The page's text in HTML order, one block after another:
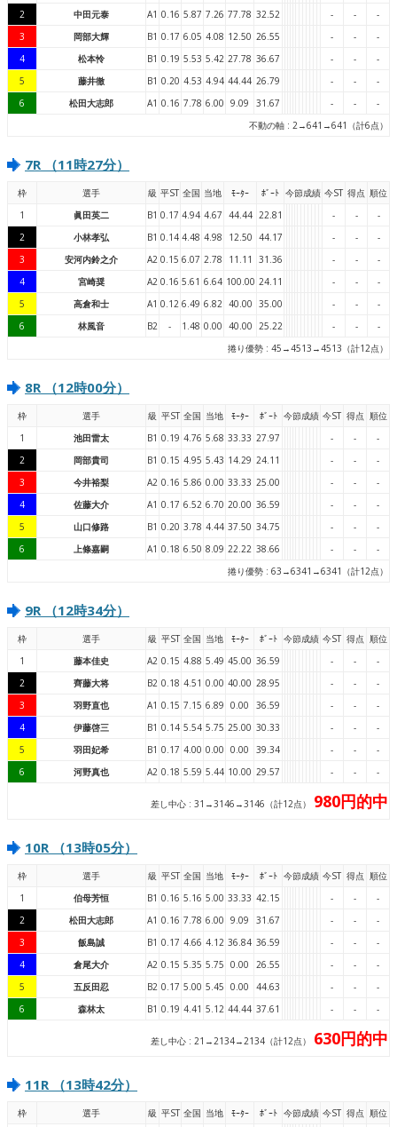
2 中田元泰 A1 0.16 5.87 7.26 77.78 32.52 - -
-
3
岡部大輝 B1 0.17 6.05 4.08 12.50 26.55 - -
-
4
松本怜 B1 0.19 5.53 5.42 27.78 36.67 - -
-
5
藤井徹 B1 0.20 4.53 4.94 44.44 26.79 - -
-
6
松田大志郎 A1 0.16 7.78 6.00 9.09 31.67 - -
-
不動の軸 : 2→641→641（計6点）
7R （11時27分）
枠 選手 級 平ST 全国 当地 ﾓｰﾀｰ ﾎﾞｰﾄ 今節成績 今ST 得点 順位
1
眞田英二 B1 0.17 4.94 4.67 44.44 22.81 - -
-
2
小林孝弘 B1 0.14 4.48 4.98 12.50 44.17 - -
-
3
安河内鈴之介 A2 0.15 6.07 2.78 11.11 31.36 - -
-
4
宮崎奨 A2 0.16 5.61 6.64 100.00 24.11 - -
-
5
高倉和士 A1 0.12 6.49 6.82 40.00 35.00 - -
-
6
林風音 B2 - 1.48 0.00 40.00 25.22 - -
-
捲り優勢 : 45→4513→4513（計12点）
8R （12時00分）
枠 選手 級 平ST 全国 当地 ﾓｰﾀｰ ﾎﾞｰﾄ 今節成績 今ST 得点 順位
1
池田雷太 B1 0.19 4.76 5.68 33.33 27.97 - -
-
2
岡部貴司 B1 0.15 4.95 5.43 14.29 24.11 - -
-
3
今井裕梨 A2 0.16 5.86 0.00 33.33 25.00 - -
-
4
佐藤大介 A1 0.17 6.52 6.70 20.00 36.59 - -
-
5
山口修路 B1 0.20 3.78 4.44 37.50 34.75 - -
-
6
上條嘉嗣 A1 0.18 6.50 8.09 22.22 38.66 - -
-
捲り優勢 : 63→6341→6341（計12点）
9R （12時34分）
枠 選手 級 平ST 全国 当地 ﾓｰﾀｰ ﾎﾞｰﾄ 今節成績 今ST 得点 順位
1
藤本佳史 A2 0.15 4.88 5.49 45.00 36.59 - -
-
2
齊藤大将 B2 0.18 4.51 0.00 40.00 28.95 - -
-
3
羽野直也 A1 0.15 7.15 6.89 0.00 36.59 - -
-
4
伊藤啓三 B1 0.14 5.54 5.75 25.00 30.33 - -
-
5
羽田妃希 B1 0.17 4.00 0.00 0.00 39.34 - -
-
6
河野真也 A2 0.18 5.59 5.44 10.00 29.57 - - -
差し中心 : 31→3146→3146（計12点） 980円的中
10R （13時05分）
枠 選手 級 平ST 全国 当地 ﾓｰﾀｰ ﾎﾞｰﾄ 今節成績 今ST 得点 順位
1
伯母芳恒 B1 0.16 5.16 5.00 33.33 42.15 - -
-
2
松田大志郎 A1 0.16 7.78 6.00 9.09 31.67 - -
-
3
飯島誠 B1 0.17 4.66 4.12 36.84 36.59 - -
-
4
倉尾大介 A2 0.15 5.35 5.75 0.00 26.55 - -
-
5
五反田忍 B2 0.17 5.00 5.45 0.00 44.63 - -
-
6
森林太 B1 0.19 4.41 5.12 44.44 37.61 - - -
差し中心 : 21→2134→2134（計12点） 630円的中
11R （13時42分）
枠 選手 級 平ST 全国 当地 ﾓｰﾀｰ ﾎﾞｰﾄ 今節成績 今ST 得点 順位